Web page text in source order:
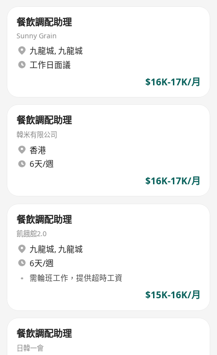
餐飲調配助理
Sunny Grain
九龍城, 九龍城
工作日面議
$16K-17K/月
餐飲調配助理
韓米有限公司
香港
6天/週
$16K-17K/月
餐飲調配助理
飢餓舘2.0
九龍城, 九龍城
6天/週
需輪班工作，提供超時工資
$15K-16K/月
餐飲調配助理
日韓一會